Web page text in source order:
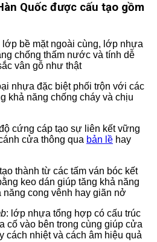
Quốc được cấu tạo gồm
bề mặt ngoài cùng, lớp nhựa
chống thấm nước và tính dễ
vân gỗ như thật
nhựa đặc biệt phối trộn với các
khả năng chống cháy và chịu
cứng cáp tạo sự liên kết vững
cửa thông qua bản lề hay
thành từ các tấm ván bóc kết
keo dán giúp tăng khả năng
cong vênh hay giãn nở
: lớp nhựa tổng hợp có cấu trúc
cố vào bên trong cùng giúp cửa
cách nhiệt và cách âm hiệu quả